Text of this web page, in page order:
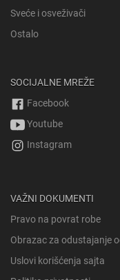
Sveće i osveživači
Ostalo
SOCIJALNE MREŽE
Facebook
Youtube
Instagram
VAŽNI DOKUMENTI
Pravo na povrat robe
Obrazac za odustajanje
Uslovi korišćenja sajta